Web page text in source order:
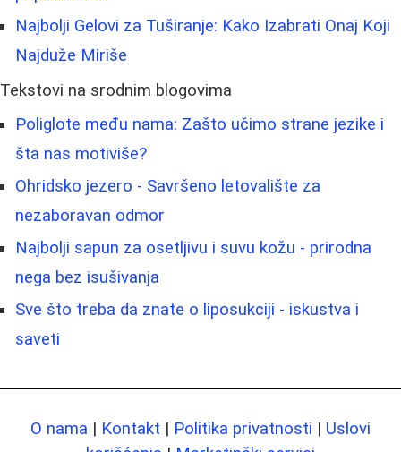
Najbolji Gelovi za Tuširanje: Kako Izabrati Onaj Koji
Najduže Miriše
Tekstovi na srodnim blogovima
Poliglote među nama: Zašto učimo strane jezike i
šta nas motiviše?
Ohridsko jezero - Savršeno letovalište za
nezaboravan odmor
Najbolji sapun za osetljivu i suvu kožu - prirodna
nega bez isušivanja
Sve što treba da znate o liposukciji - iskustva i
saveti
O nama | Kontakt | Politika privatnosti | Uslovi